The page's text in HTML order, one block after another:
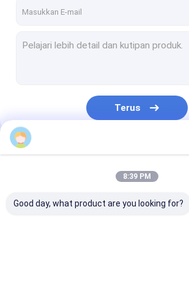
Kepala tangki yang sudah direbus
Kepala piringan torisferik
Kepala tangki kerucut
Terus
Kategori Kami
8:39 PM
Good day, what product are you looking for?